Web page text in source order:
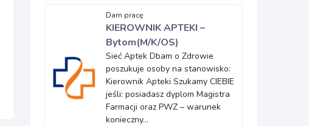
Dam pracę
KIEROWNIK APTEKI –
Bytom(M/K/OS)
Sieć Aptek Dbam o Zdrowie
poszukuje osoby na stanowisko:
Kierownik Apteki Szukamy CIEBIE
jeśli: posiadasz dyplom Magistra
Farmacji oraz PWZ – warunek
konieczny...